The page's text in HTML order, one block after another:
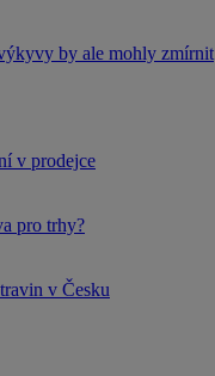
by ale mohly zmírnit
v prodejce
pro trhy?
v Česku